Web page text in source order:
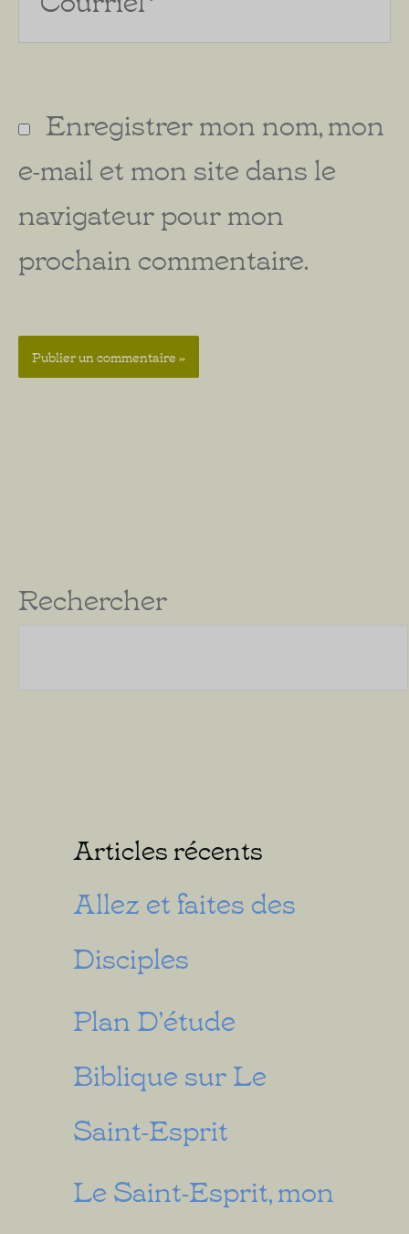
Enregistrer mon nom, mon
e-mail et mon site dans le
navigateur pour mon
prochain commentaire.
Rechercher
Articles récents
Allez et faites des
Disciples
Plan D’étude
Biblique sur Le
Saint-Esprit
Le Saint-Esprit, mon